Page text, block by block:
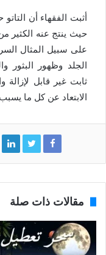
أثبت الفقهاء أن
حيث ينتج عنه الكثير
على سبيل المثال
الجلد وظهور البثور
ثابت غير قابل لإزالة
الابتعاد عن كل ما
مقالات ذات صلة